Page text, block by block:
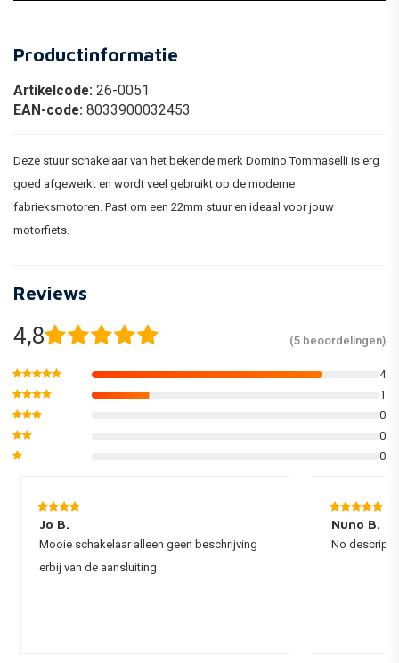
Productinformatie
Artikelcode: 26-0051
EAN-code: 8033900032453
Deze stuur schakelaar van het bekende merk Domino Tommaselli is erg
goed afgewerkt en wordt veel gebruikt op de moderne
fabrieksmotoren. Past om een 22mm stuur en ideaal voor jouw
motorfiets.
Reviews
4,8 (5 beoordelingen)
4
1
0
0
0
Jo B.
Mooie schakelaar alleen geen beschrijving
erbij van de aansluiting
Nuno B.
No